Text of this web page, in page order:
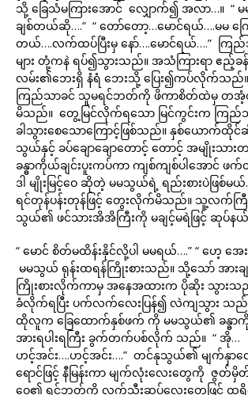
သို့ ခြေသံမကြားအောင် လျှောက်၍ အလာ…။ “
ချစ်တယ်ဆို….” “ တော်တော့…မောင်ရယ်….မမ က
တယ်….လက်ထပ်ပြီးမှ နော်….မောင်ရယ်….” ကြည်
များ တုံ့ကနဲ ရပ်၍သွားသည်။ အသံကြားရာ ဧည့်ခ
လမ်း၏ဘေးရှိ နံရံ ဘေးသို့ ပြေး၍ကပ်လိုက်သည်
ကြည်သာခင် သူမရင်ဘတ်ကို ဖိကာစိတ်ထဲမှ တ
မိသည်။ တွေ့မြင်လိုက်ရသော မြင်ကွင်းက ကြ
ခါသွားစေသောကြောင့်ဖြစ်သည်။ နှစ်ယောက်ထိုင်
သွယ်နှင့် ခပ်ချောချောတောင့် တောင့် အမျိုးသာ
ခန္ဓာကိုယ်ချင်းပူးကပ်ကာ ကျစ်ကျစ်ပါအောင်
ဒါ မျိုးမြင့်ဝေ ဆိုတဲ့ မမသွယ်ရဲ့ ရည်းစားပဲဖြစ်မ
ရင်တုန်ပန်းတုန်ဖြင့် တွေးလိုက်မိသည်။ သူ့လက်က
သွယ်၏ ဖင်သားအိအိကြီးကို မချင့်မရဲဖြင့် ဆုပ်
“ မောင် စိတ်မထိန်းနိုင်လို့ပါ မမရယ်….” “ ဟေ့ အ
မမသွယ် ရုန်းထရန်ကြိုးစားသည်။ သို့သော် အားချ
ကြိုးစားလိုက်ကာမှ အနေအထားက ပိုဆိုး သွားသည်
ခံလိုက်ရပြီး ပက်လက်လေးပြန်၍ လဲကျသွား
ထိုလူက ခြေထောက်နှစ်ဖက် ကို မမသွယ်၏ ခန္ဓာ
အားရပါးရကြီး ခွက်တက်ပစ်လိုက် သည်။ “ အို…
ဟင့်အင်း….ဟင့်အင်း….” တင်နုသွယ်၏ မျက်နှာလ
ရောင်ဖြင့် နီမြန်းကာ မျက်လုံးလေးတွေကို ဇွတ်မှိ
ဝေ၏ ရင်ဘတ်ကို လက်သီးဆုပ်လေးတွေဖြင့် ထု